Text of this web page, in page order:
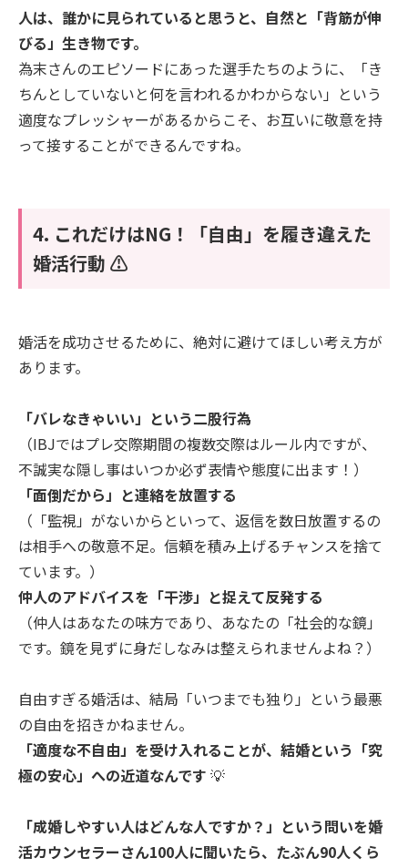
人は、誰かに見られていると思うと、自然と「背筋が伸
びる」生き物です。
為末さんのエピソードにあった選手たちのように、「き
ちんとしていないと何を言われるかわからない」という
適度なプレッシャーがあるからこそ、お互いに敬意を持
って接することができるんですね。
4. これだけはNG！「自由」を履き違えた
婚活行動 ⚠️
婚活を成功させるために、絶対に避けてほしい考え方が
あります。
「バレなきゃいい」という二股行為
（IBJではプレ交際期間の複数交際はルール内ですが、
不誠実な隠し事はいつか必ず表情や態度に出ます！）
「面倒だから」と連絡を放置する
（「監視」がないからといって、返信を数日放置するの
は相手への敬意不足。信頼を積み上げるチャンスを捨て
ています。）
仲人のアドバイスを「干渉」と捉えて反発する
（仲人はあなたの味方であり、あなたの「社会的な鏡」
です。鏡を見ずに身だしなみは整えられませんよね？）
自由すぎる婚活は、結局「いつまでも独り」という最悪
の自由を招きかねません。
「適度な不自由」を受け入れることが、結婚という「究
極の安心」への近道なんです 💡
「成婚しやすい人はどんな人ですか？」という問いを婚
活カウンセラーさん100人に聞いたら、たぶん90人くら